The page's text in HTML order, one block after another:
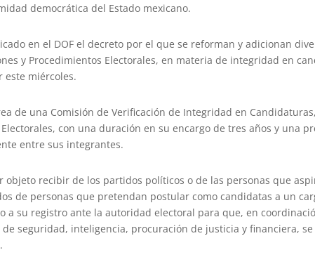
democrática del Estado mexicano.
en el DOF el decreto por el que se reforman y adicionan
y Procedimientos Electorales, en materia de integridad en
este miércoles.
de una Comisión de Verificación de Integridad en
con una duración en su encargo de tres años y una
entre sus integrantes.
objeto recibir de los partidos políticos o de las personas que
de personas que pretendan postular como candidatas a un
a su registro ante la autoridad electoral para que, en
seguridad, inteligencia, procuración de justicia y financiera,